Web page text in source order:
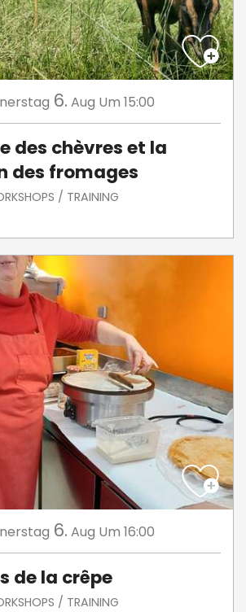
6. Aug Um 15:00
des chèvres et la
des fromages
/ TRAINING
6. Aug Um 16:00
de la crêpe
/ TRAINING